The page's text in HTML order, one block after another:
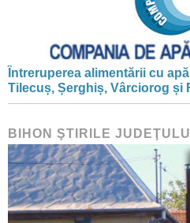
Întreruperea alimentării cu
Tilecuș, Șerghiș, Vârciorog și
BIHON ŞTIRILE